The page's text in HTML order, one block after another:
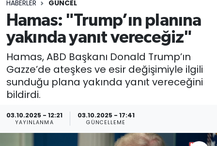
HABERLER GÜNCEL
Hamas: "Trump’ın planına
yakında yanıt vereceğiz"
Hamas, ABD Başkanı Donald Trump’ın
Gazze’de ateşkes ve esir değişimiyle ilgili
sunduğu plana yakında yanıt vereceğini
bildirdi.
03.10.2025 - 12:21
YAYINLANMA
03.10.2025 - 17:41
GÜNCELLEME
SİYASET
MAGAZİN
Son Dakika Haberleri
Haber Arşivi